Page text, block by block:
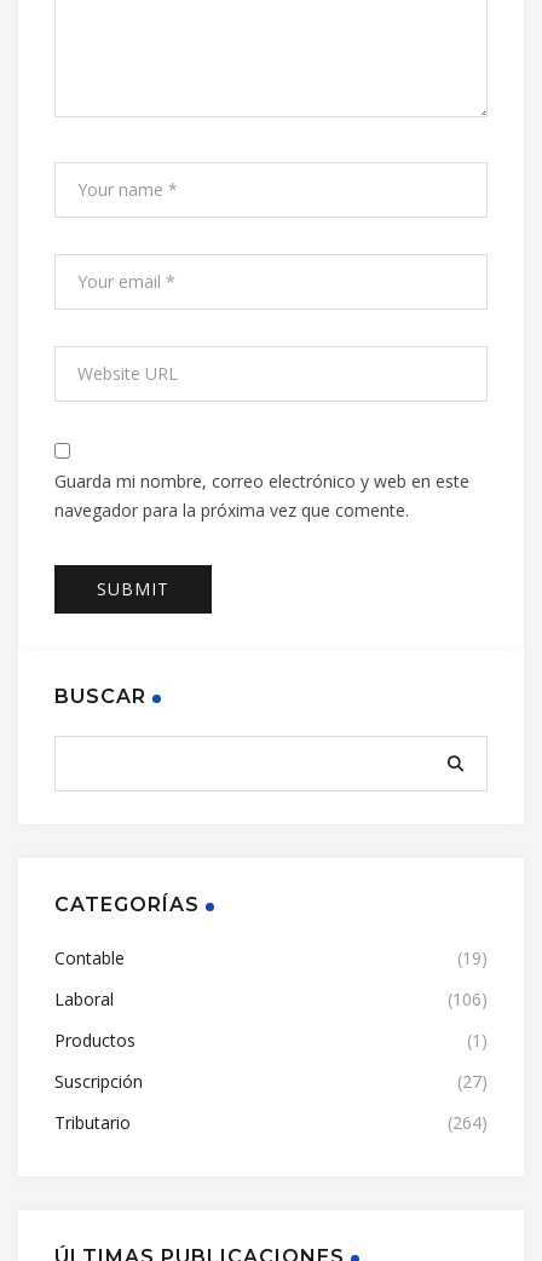
Guarda mi nombre, correo electrónico y web en este
navegador para la próxima vez que comente.
BUSCAR
CATEGORÍAS
Contable
(19)
Laboral
(106)
Productos
(1)
Suscripción
(27)
Tributario
(264)